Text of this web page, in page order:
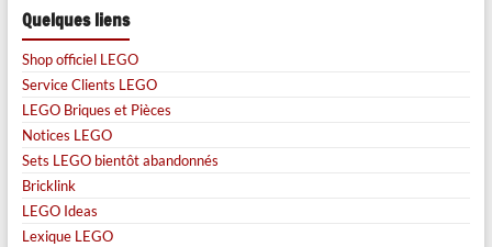
Quelques liens
Shop officiel LEGO
Service Clients LEGO
LEGO Briques et Pièces
Notices LEGO
Sets LEGO bientôt abandonnés
Bricklink
LEGO Ideas
Lexique LEGO